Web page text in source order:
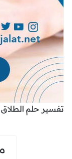
تفسير حلم